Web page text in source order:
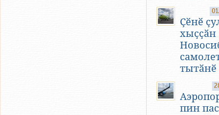
Ҫӗнӗ
хыҫҫӑн
тытӑнӗ
пин